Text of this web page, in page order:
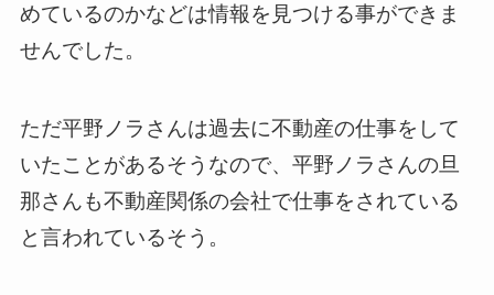
めているのかなどは情報を見つける事ができま
せんでした。
ただ平野ノラさんは過去に不動産の仕事をして
いたことがあるそうなので、平野ノラさんの旦
那さんも不動産関係の会社で仕事をされている
と言われているそう。